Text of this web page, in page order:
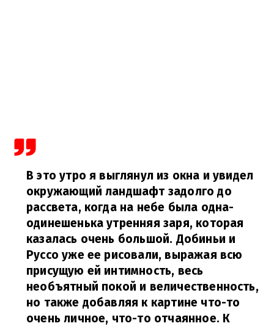
В это утро я выглянул из окна и увидел
окружающий ландшафт задолго до
рассвета, когда на небе была одна-
одинешенька утренняя заря, которая
казалась очень большой. Добиньи и
Руссо уже ее рисовали, выражая всю
присущую ей интимность, весь
необъятный покой и величественность,
но также добавляя к картине что-то
очень личное, что-то отчаянное. К